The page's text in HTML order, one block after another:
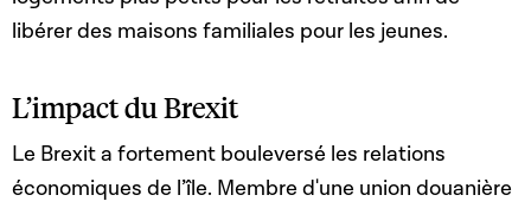
libérer des maisons familiales pour les jeunes.
L’impact du Brexit
Le Brexit a fortement bouleversé les relations
économiques de l’île. Membre d'une union douanière